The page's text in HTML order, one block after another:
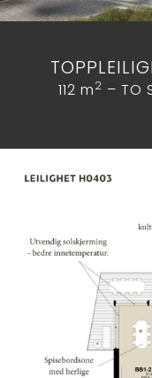
112 m2 – TO